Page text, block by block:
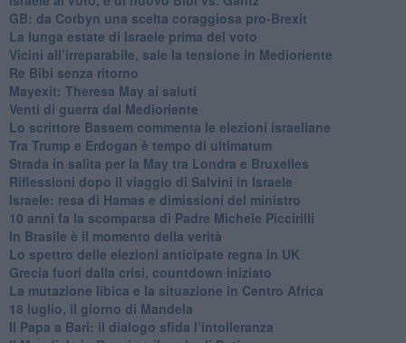
GB: da Corbyn una scelta coraggiosa pro-Brexit
La lunga estate di Israele prima del voto
Vicini all’irreparabile, sale la tensione in Medioriente
Re Bibi senza ritorno
Mayexit: Theresa May ai saluti
Venti di guerra dal Medioriente
Lo scrittore Bassem commenta le elezioni israeliane
Tra Trump e Erdogan è tempo di ultimatum
Strada in salita per la May tra Londra e Bruxelles
Riflessioni dopo il viaggio di Salvini in Israele
Israele: resa di Hamas e dimissioni del ministro
10 anni fa la scomparsa di Padre Michele Piccirilli
In Brasile è il momento della verità
Lo spettro delle elezioni anticipate regna in UK
Grecia fuori dalla crisi, countdown iniziato
La mutazione libica e la situazione in Centro Africa
18 luglio, il giorno di Mandela
Il Papa a Bari: il dialogo sfida l’intolleranza